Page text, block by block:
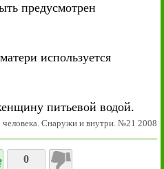
предусмотрен
используется
питьевой водой.
человека. Снаружи и внутри. №21 2008
0